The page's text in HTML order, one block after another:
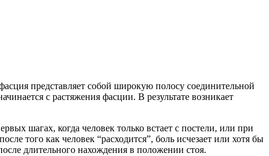
представляет собой широкую полосу соединительной
с растяжения фасции. В результате возникает
шагах, когда человек только встает с постели, или при
того как человек “расходится”, боль исчезает или хотя бы
длительного нахождения в положении стоя.